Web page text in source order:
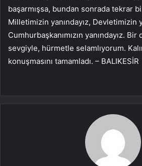
başarmışsa, bundan sonrada tekrar
Milletimizin yanındayız, Devletimizin
Cumhurbaşkanımızın yanındayız.
sevgiyle, hürmetle selamlıyorum.
konuşmasını tamamladı. – BALIKESİR